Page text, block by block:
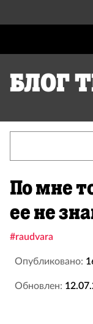
Блог
По мне
ее не
#raudvara
Опубликовано:
Обновлен: